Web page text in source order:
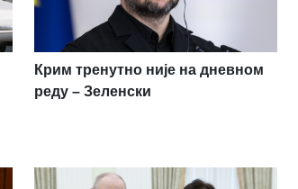
Крим тренутно није на дневном
реду – Зеленски